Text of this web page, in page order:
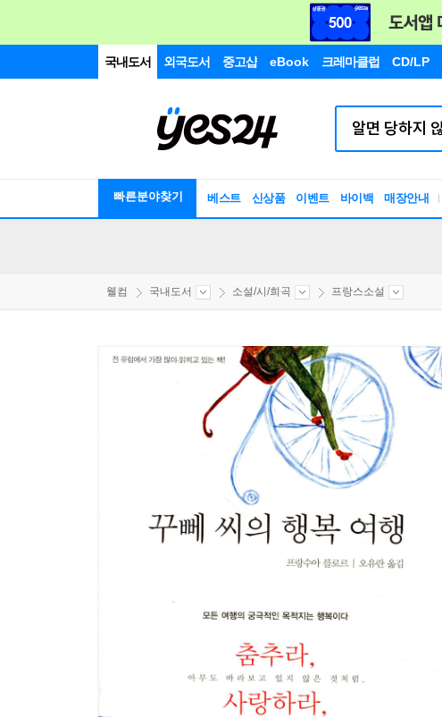
국내도서 외국도서 중고샵 eBook 크레마클럽 CD/LP
빠른분야찾기 베스트 신상품 이벤트 바이백 매장안내
웰컴 국내도서 소설/시/희곡 프랑스소설